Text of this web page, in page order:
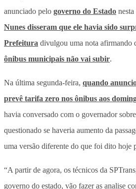
anunciado pelo governo do Estado
Nunes disseram que ele havia sido
Prefeitura divulgou uma nota afirmando
ônibus municipais não vai subir.
Na última segunda-feira, quando
prevê tarifa zero nos ônibus aos
havia conversado com o governador
questionado se haveria aumento da
uma versão diferente do que foi dito hoje
“A partir de agora, os técnicos da
governo do estado, vão fazer as analise